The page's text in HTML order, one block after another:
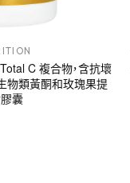
C 複合物，含抗壞
物類黃酮和玫瑰果提
囊